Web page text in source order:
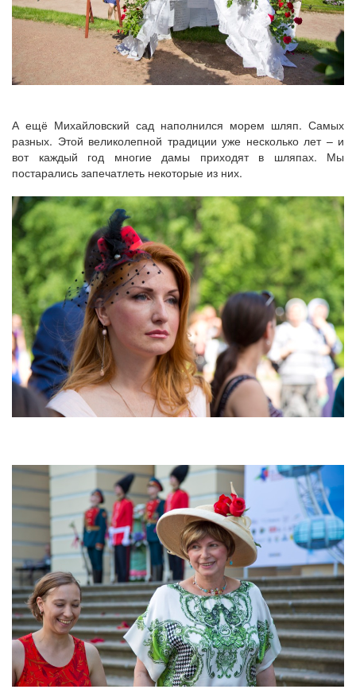
А ещё Михайловский сад наполнился морем шляп. Самых
разных. Этой великолепной традиции уже несколько лет – и
вот каждый год многие дамы приходят в шляпах. Мы
постарались запечатлеть некоторые из них.